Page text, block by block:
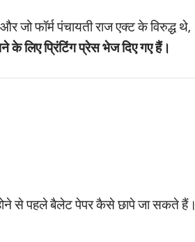
जो फॉर्म पंचायती राज एक्ट के विरुद्ध थे,
के लिए प्रिंटिंग प्रेस भेज दिए गए हैं।
होने से पहले बैलेट पेपर कैसे छापे जा सकते हैं।